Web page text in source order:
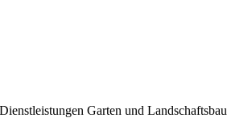
Dienstleistungen Garten und Landschaftsbau